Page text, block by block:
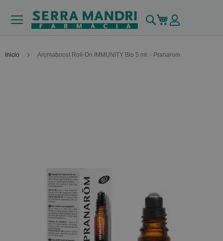
Buscar
Mi carrito
Inicio Aromaboost Roll-On IMMUNITY Bio 5 ml. - Pranarom